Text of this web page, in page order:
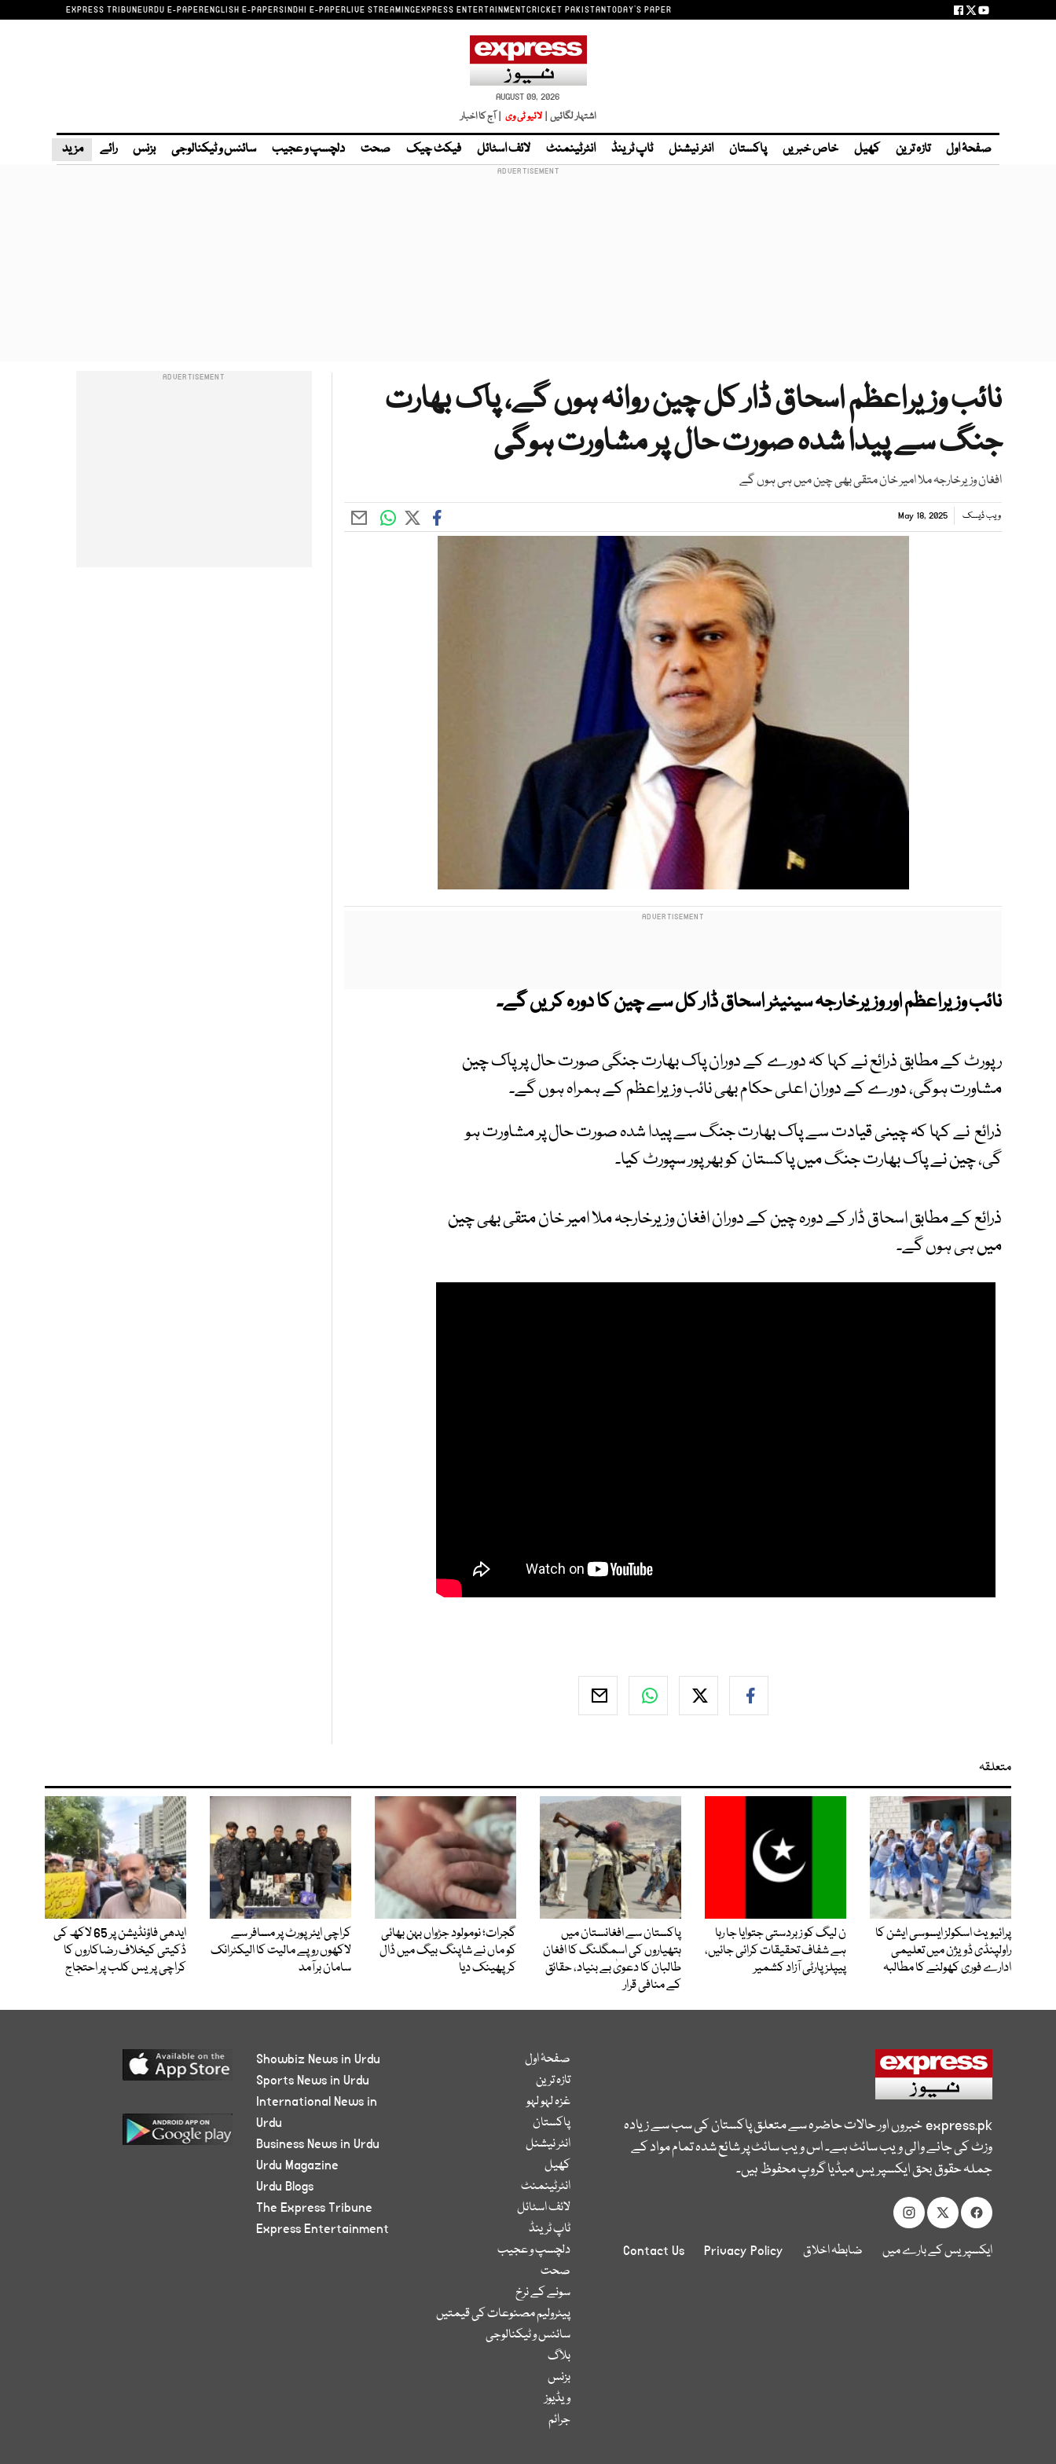
EXPRESS TRIBUNEURDU E-PAPERENGLISH E-PAPERSINDHI E-PAPERLIVE STREAMINGEXPRESS ENTERTAINMENTCRICKET PAKISTANTODAY'S PAPER
AUGUST 09, 2026
اشتہار لگائیں | لائیو ٹی وی | آج کا اخبار
صفحۂ اول تازہ ترین کھیل خاص خبریں پاکستان انٹر نیشنل ٹاپ ٹرینڈ انٹرٹینمنٹ لائف اسٹائل فیکٹ چیک صحت دلچسپ و عجیب سائنس و ٹیکنالوجی بزنس رائے مزید
نائب وزیراعظم اسحاق ڈار کل چین روانہ ہوں گے، پاک بھارت
جنگ سے پیدا شدہ صورت حال پر مشاورت ہوگی
افغان وزیرخارجہ ملا امیر خان متقی بھی چین میں ہی ہوں گے
ویب ڈیسک May 18, 2025
نائب وزیراعظم اور وزیرخارجہ سینیٹر اسحاق ڈار کل سے چین کا دورہ کریں گے۔
رپورٹ کے مطابق ذرائع نے کہا کہ دورے کے دوران پاک بھارت جنگی صورت حال پر پاک چین
مشاورت ہوگی، دورے کے دوران اعلی حکام بھی نائب وزیراعظم کے ہمراہ ہوں گے۔
ذرائع نے کہا کہ چینی قیادت سے پاک بھارت جنگ سے پیدا شدہ صورت حال پر مشاورت ہو
گی، چین نے پاک بھارت جنگ میں پاکستان کو بھرپور سپورٹ کیا۔
ذرائع کے مطابق اسحاق ڈار کے دورہ چین کے دوران افغان وزیرخارجہ ملا امیر خان متقی بھی چین
میں ہی ہوں گے۔
متعلقہ
پرائیویٹ اسکولز ایسوسی ایشن کا
راولپنڈی ڈویژن میں تعلیمی
ادارے فوری کھولنے کا مطالبہ
ن لیگ کو زبردستی جتوایا جا رہا
ہے شفاف تحقیقات کرائی جائیں،
پیپلز پارٹی آزاد کشمیر
پاکستان سے افغانستان میں
ہتھیاروں کی اسمگلنگ کا افغان
طالبان کا دعویٰ بے بنیاد، حقائق
کے منافی قرار
گجرات؛ نومولود جڑواں بہن بھائی
کو ماں نے شاپنگ بیگ میں ڈال
کر پھینک دیا
کراچی ایئرپورٹ پر مسافر سے
لاکھوں روپے مالیت کا الیکٹرانک
سامان برآمد
ایدھی فاؤنڈیشن پر 65 لاکھ کی
ڈکیتی کیخلاف رضاکاروں کا
کراچی پریس کلب پر احتجاج
express.pkخبروں اور حالات حاضرہ سے متعلق پاکستان کی سب سے زیادہ
وزٹ کی جانے والی ویب سائٹ ہے۔ اس ویب سائٹ پر شائع شدہ تمام مواد کے
جملہ حقوق بحق ایکسپریس میڈیا گروپ محفوظ ہیں۔
ایکسپریس کے بارے میں ضابطہ اخلاق Privacy Policy
Contact Us
صفحۂ اول
تازہ ترین
غزہ لہو لہو
پاکستان
انٹر نیشنل
کھیل
انٹرٹینمنٹ
لائف اسٹائل
ٹاپ ٹرینڈ
دلچسپ و عجیب
صحت
سونے کے نرخ
پیٹرولیم مصنوعات کی قیمتیں
سائنس و ٹیکنالوجی
بلاگ
بزنس
ویڈیوز
جرائم
Showbiz News in Urdu
Sports News in Urdu
International News in
Urdu
Business News in Urdu
Urdu Magazine
Urdu Blogs
The Express Tribune
Express Entertainment